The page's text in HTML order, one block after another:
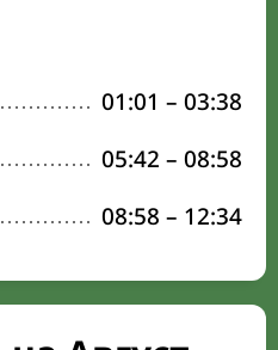
01:01 – 03:38
05:42 – 08:58
08:58 – 12:34